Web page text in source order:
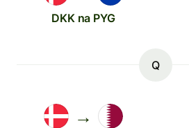
DKK na PYG
Q
→